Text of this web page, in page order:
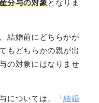
分与の対象となりま
結婚前にどちらかが
もどちらかの親が出
の対象にはなりませ
については、「結婚